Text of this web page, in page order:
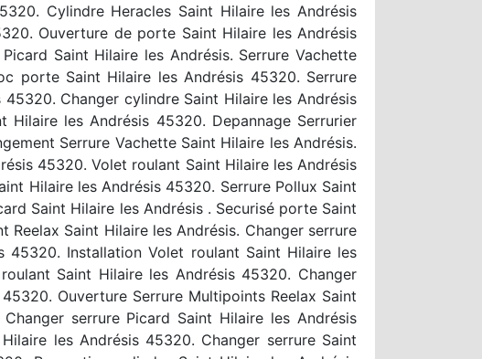
Cylindre Heracles Saint Hilaire les Andrésis
Ouverture de porte Saint Hilaire les Andrésis
Saint Hilaire les Andrésis. Serrure Vachette
porte Saint Hilaire les Andrésis 45320. Serrure
Changer cylindre Saint Hilaire les Andrésis
les Andrésis 45320. Depannage Serrurier
Serrure Vachette Saint Hilaire les Andrésis.
45320. Volet roulant Saint Hilaire les Andrésis
Hilaire les Andrésis 45320. Serrure Pollux Saint
Saint Hilaire les Andrésis . Securisé porte Saint
Saint Hilaire les Andrésis. Changer serrure
Installation Volet roulant Saint Hilaire les
Saint Hilaire les Andrésis 45320. Changer
Ouverture Serrure Multipoints Reelax Saint
serrure Picard Saint Hilaire les Andrésis
les Andrésis 45320. Changer serrure Saint